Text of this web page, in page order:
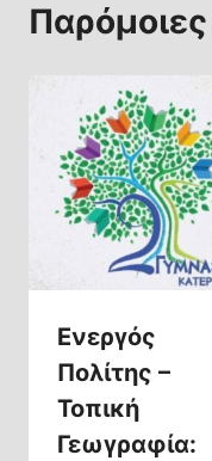
Ενεργός
Πολίτης –
Τοπική
Γεωγραφία: